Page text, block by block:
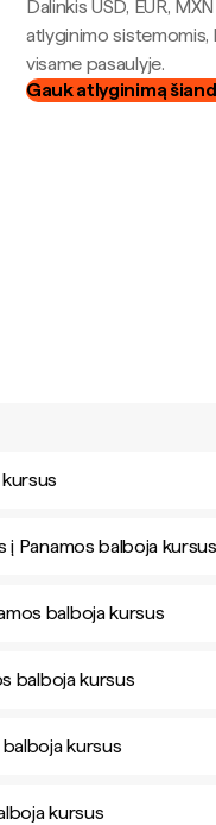
Dalinkis USD, EUR,
atlyginimo
visame pasaulyje.
Gauk atlyginimą
į Panamos balboja kursus
balboja kursus
balboja kursus
kursus
kursus